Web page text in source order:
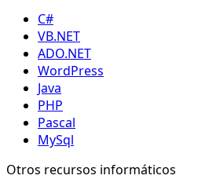
C#
VB.NET
ADO.NET
WordPress
Java
PHP
Pascal
MySql
Otros recursos informáticos